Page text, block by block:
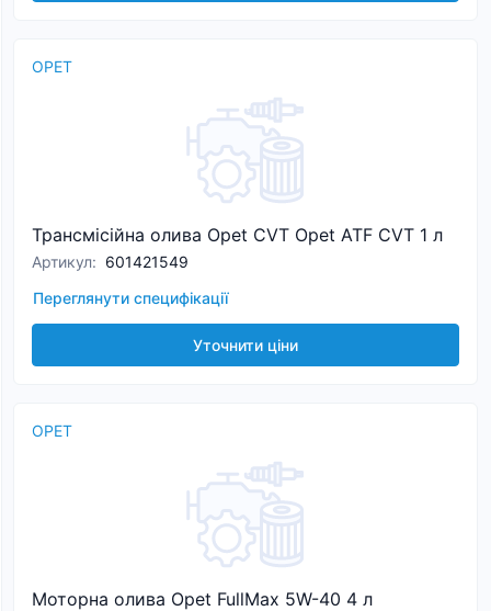
OPET
Трансмісійна олива Opet CVT Opet ATF CVT 1 л
Артикул: 601421549
Переглянути специфікації
Уточнити ціни
OPET
Моторна олива Opet FullMax 5W-40 4 л